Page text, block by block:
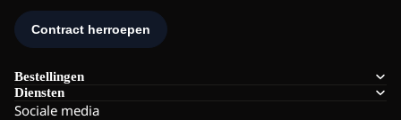
Bestellingen
Diensten
Sociale media